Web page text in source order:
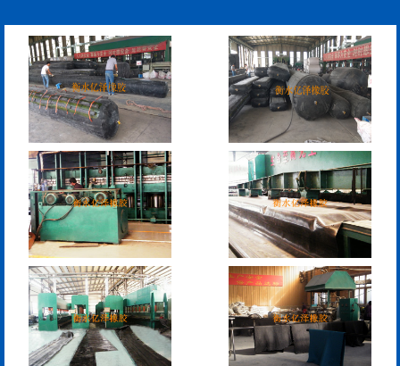
缝
缝
RG型桥梁伸缩缝
D40、60、80型桥梁伸
缩缝
模数式160、240、320伸
缩缝
SF梳型伸缩缝